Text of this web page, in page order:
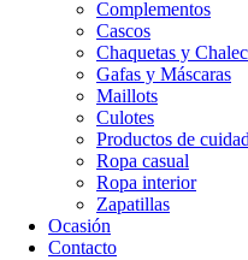
Complementos
Cascos
Chaquetas y
Gafas y Máscaras
Maillots
Culotes
Productos de
Ropa casual
Ropa interior
Zapatillas
Ocasión
Contacto